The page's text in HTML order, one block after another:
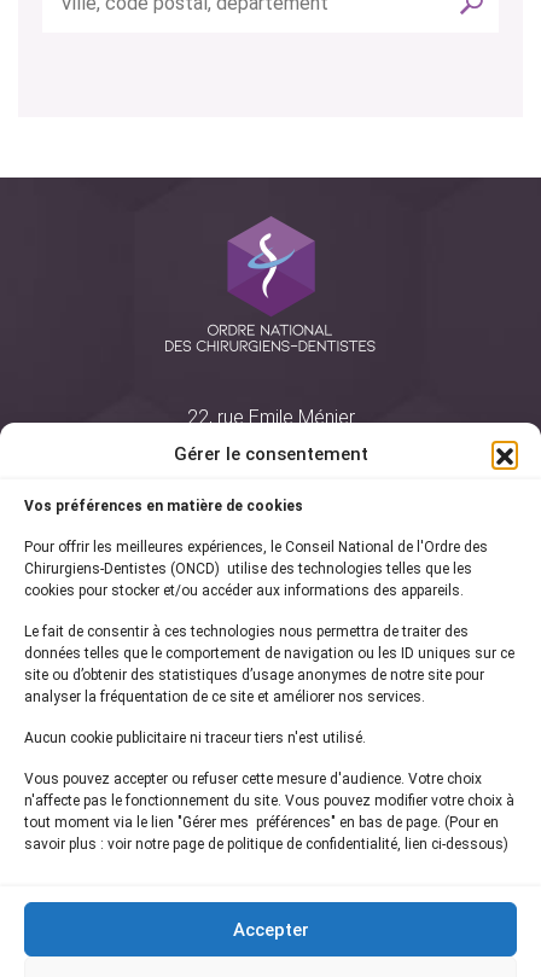
Gérer le consentement
Vos préférences en matière de cookies
Pour offrir les meilleures expériences, le Conseil National de l'Ordre des
Chirurgiens-Dentistes (ONCD) utilise des technologies telles que les
cookies pour stocker et/ou accéder aux informations des appareils.
Le fait de consentir à ces technologies nous permettra de traiter des
données telles que le comportement de navigation ou les ID uniques sur ce
site ou d’obtenir des statistiques d’usage anonymes de notre site pour
analyser la fréquentation de ce site et améliorer nos services.
Aucun cookie publicitaire ni traceur tiers n'est utilisé.
Vous pouvez accepter ou refuser cette mesure d'audience. Votre choix
n'affecte pas le fonctionnement du site. Vous pouvez modifier votre choix à
tout moment via le lien "Gérer mes préférences" en bas de page. (Pour en
savoir plus : voir notre page de politique de confidentialité, lien ci-dessous)
Accepter
22, rue Emile Ménier
75761 Paris Cedex 16
01 44 34 78 80
courrier@oncd.org
Actualités
Presse
Informations légales
Plan du site
Inscrivez-vous à notrenewsletter